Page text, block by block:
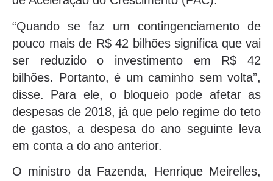
“Quando se faz um contingenciamento de
pouco mais de R$ 42 bilhões significa que vai
ser reduzido o investimento em R$ 42
bilhões. Portanto, é um caminho sem volta”,
disse. Para ele, o bloqueio pode afetar as
despesas de 2018, já que pelo regime do teto
de gastos, a despesa do ano seguinte leva
em conta a do ano anterior.
O ministro da Fazenda, Henrique Meirelles,